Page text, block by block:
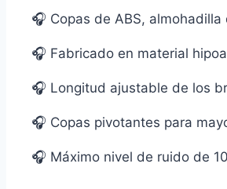
🎧 Copas de ABS,
🎧 Fabricado en material
🎧 Longitud ajustable de los
🎧 Copas pivotantes para
🎧 Máximo nivel de ruido de